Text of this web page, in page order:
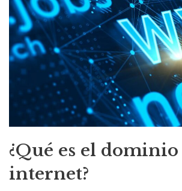
¿Qué es el dominio
internet?